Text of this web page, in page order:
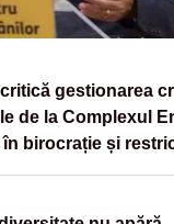
gestionarea
de la Complexul
birocrație și